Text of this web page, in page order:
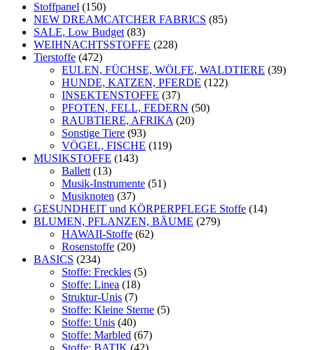
Stoffpanel (150)
NEW DREAMCATCHER FABRICS (85)
SALE, Low Budget (83)
WEIHNACHTSSTOFFE (228)
Tierstoffe (472)
EULEN, FÜCHSE, WÖLFE, WALDTIERE (39)
HUNDE, KATZEN, PFERDE (122)
INSEKTENSTOFFE (37)
PFOTEN, FELL, FEDERN (50)
RAUBTIERE, AFRIKA (20)
Sonstige Tiere (93)
VÖGEL, FISCHE (119)
MUSIKSTOFFE (143)
Ballett (13)
Musik-Instrumente (51)
Musiknoten (37)
GESUNDHEIT und KÖRPERPFLEGE Stoffe (14)
BLUMEN, PFLANZEN, BÄUME (279)
HAWAII-Stoffe (62)
Rosenstoffe (20)
BASICS (234)
Stoffe: Freckles (5)
Stoffe: Linea (18)
Struktur-Unis (7)
Stoffe: Kleine Sterne (5)
Stoffe: Unis (40)
Stoffe: Marbled (67)
Stoffe: BATIK (42)